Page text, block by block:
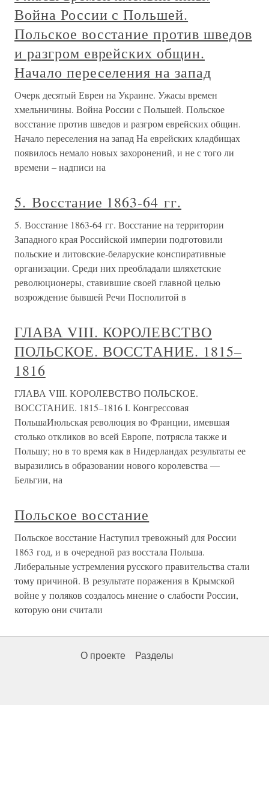
Война России с Польшей.
Польское восстание против шведов
и разгром еврейских общин.
Начало переселения на запад
Очерк десятый Евреи на Украине. Ужасы времен
хмельничины. Война России с Польшей. Польское
восстание против шведов и разгром еврейских общин.
Начало переселения на запад На еврейских кладбищах
появилось немало новых захоронений, и не с того ли
времени – надписи на
5. Восстание 1863-64 гг.
5. Восстание 1863-64 гг. Восстание на территории
Западного края Российской империи подготовили
польские и литовские-беларуские конспиративные
организации. Среди них преобладали шляхетские
революционеры, ставившие своей главной целью
возрождение бывшей Речи Посполитой в
ГЛАВА VIII. КОРОЛЕВСТВО
ПОЛЬСКОЕ. ВОССТАНИЕ. 1815–
1816
ГЛАВА VIII. КОРОЛЕВСТВО ПОЛЬСКОЕ.
ВОССТАНИЕ. 1815–1816 I. Конгрессовая
ПольшаИюльская революция во Франции, имевшая
столько откликов во всей Европе, потрясла также и
Польшу; но в то время как в Нидерландах результаты ее
выразились в образовании нового королевства —
Бельгии, на
Польское восстание
Польское восстание Наступил тревожный для России
1863 год, и в очередной раз восстала Польша.
Либеральные устремления русского правительства стали
тому причиной. В результате поражения в Крымской
войне у поляков создалось мнение о слабости России,
которую они считали
О проекте Разделы